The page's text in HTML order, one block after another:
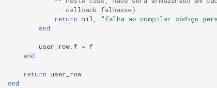
-- callback falhasse)
return nil
"falha ao compilar código
end
user_row.f = f
end
return user_row
end